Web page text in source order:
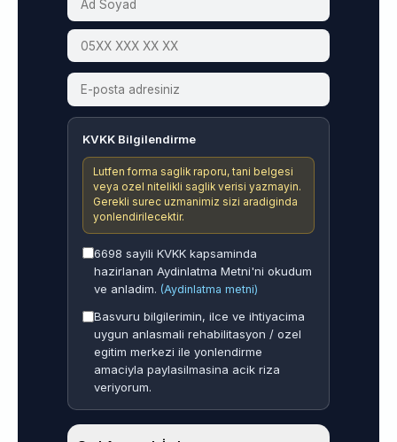
KVKK Bilgilendirme
Lutfen forma saglik raporu, tani belgesi
veya ozel nitelikli saglik verisi yazmayin.
Gerekli surec uzmanimiz sizi aradiginda
yonlendirilecektir.
6698 sayili KVKK kapsaminda
hazirlanan Aydinlatma Metni'ni okudum
ve anladim. (Aydinlatma metni)
Basvuru bilgilerimin, ilce ve ihtiyacima
uygun anlasmali rehabilitasyon / ozel
egitim merkezi ile yonlendirme
amaciyla paylasilmasina acik riza
veriyorum.